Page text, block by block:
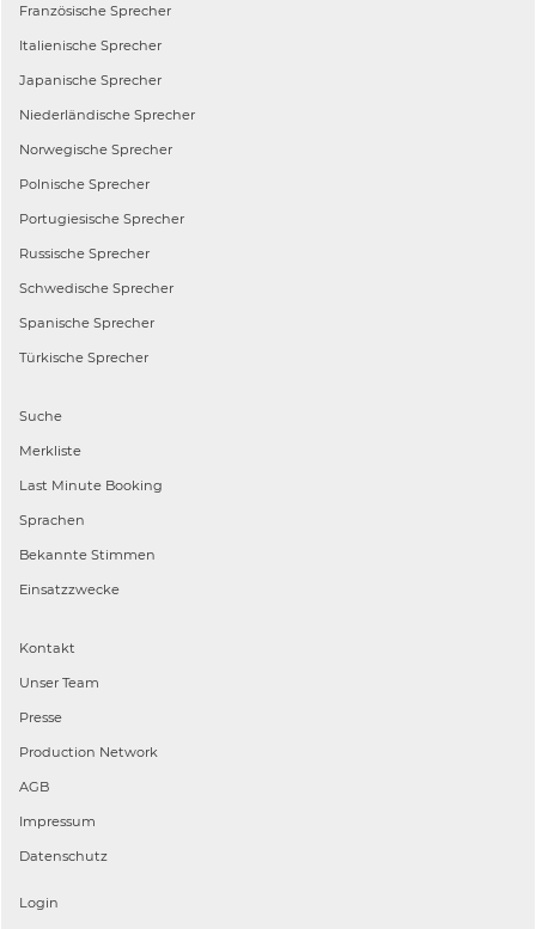
Französische Sprecher
Italienische Sprecher
Japanische Sprecher
Niederländische Sprecher
Norwegische Sprecher
Polnische Sprecher
Portugiesische Sprecher
Russische Sprecher
Schwedische Sprecher
Spanische Sprecher
Türkische Sprecher
Suche
Merkliste
Last Minute Booking
Sprachen
Bekannte Stimmen
Einsatzzwecke
Kontakt
Unser Team
Presse
Production Network
AGB
Impressum
Datenschutz
Login